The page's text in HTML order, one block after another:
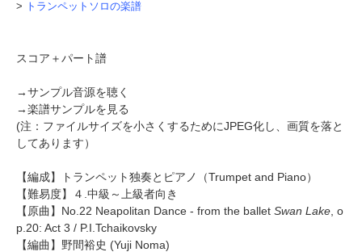
>
トランペットソロの楽譜
スコア＋パート譜
→サンプル音源を聴く
→楽譜サンプルを見る
(注：ファイルサイズを小さくするためにJPEG化し、画質を落と
してあります）
【編成】 トランペット独奏とピアノ
（Trumpet and Piano）
【難易度】４.中級～上級者向き
【原曲】No.22 Neapolitan Dance - from the ballet Swan Lake , o
p.20: Act 3 / P.I.Tchaikovsky
【編曲】 野間裕史 (Yuji Noma)